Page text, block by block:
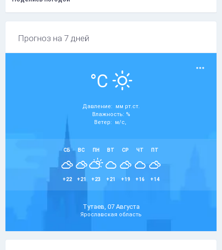
Прогноз на 7 дней
°C
Давление: мм рт.ст.
Влажность: %
Ветер: м/с,
СБ
+22
ВС
+21
ПН
+23
ВТ
+21
СР
+19
ЧТ
+16
ПТ
+14
Тутаев, 07 Августа
Ярославская область